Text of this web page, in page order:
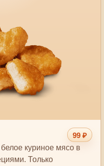
99 ₽
куриное мясо в
Только